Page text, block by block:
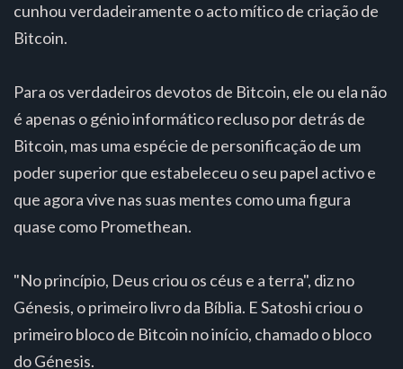
cunhou verdadeiramente o acto mítico de criação de
Bitcoin.
Para os verdadeiros devotos de Bitcoin, ele ou ela não
é apenas o génio informático recluso por detrás de
Bitcoin, mas uma espécie de personificação de um
poder superior que estabeleceu o seu papel activo e
que agora vive nas suas mentes como uma figura
quase como Promethean.
"No princípio, Deus criou os céus e a terra", diz no
Génesis, o primeiro livro da Bíblia. E Satoshi criou o
primeiro bloco de Bitcoin no início, chamado o bloco
do Génesis.